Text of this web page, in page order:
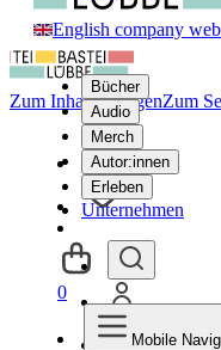
English company
Bücher
Audio
Merch
Autor:innen
Erleben
Unternehmen
Zum Inhalt springenZum
0
Mobile